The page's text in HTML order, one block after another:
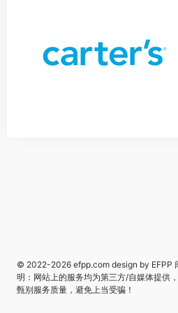
© 2022-2026 efpp.com design by EFPP
明：网站上的服务均为第三方/自媒体提供
甄别服务质量，避免上当受骗！